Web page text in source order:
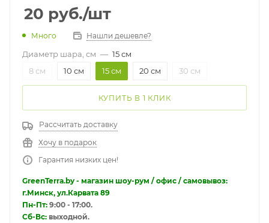
20 руб./шт
Много Нашли дешевле?
Диаметр шара, см — 15 см
8 см
10 см 15 см 20 см 30 см
КУПИТЬ В 1 КЛИК
Рассчитать доставку
Хочу в подарок
Гарантия низких цен!
GreenTerra.by - магазин шоу-рум / офис / самовывоз:
г.Минск, ул.Карвата 89
Пн-Пт: 9:00 - 17:00.
Сб-Вс: выходной.